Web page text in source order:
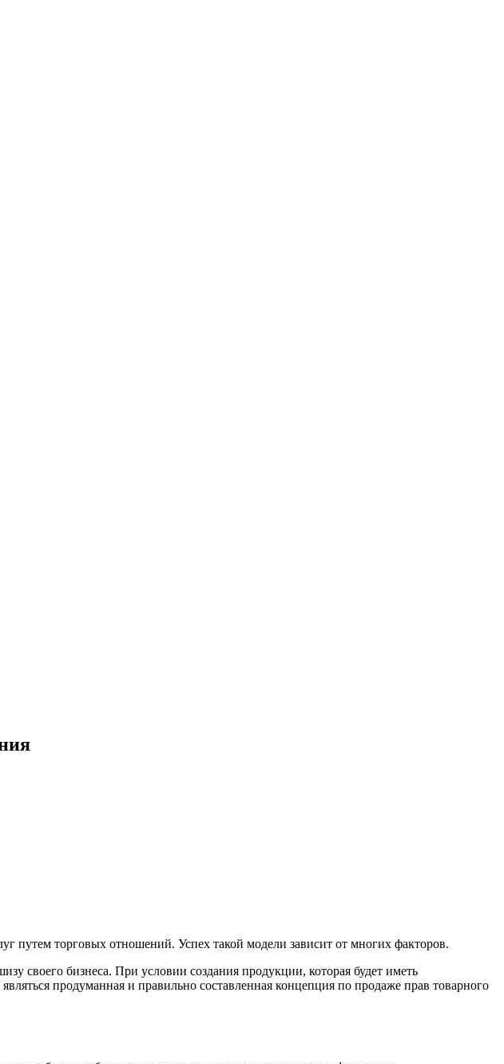
путем торговых отношений. Успех такой модели зависит от многих факторов.
своего бизнеса. При условии создания продукции, которая будет иметь
продуманная и правильно составленная концепция по продаже прав товарного